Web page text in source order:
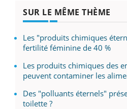
SUR LE MÊME THÈME
Les "produits chimiques
fertilité féminine de 40 %
Les produits chimiques des
peuvent contaminer les
Des "polluants éternels"
toilette ?